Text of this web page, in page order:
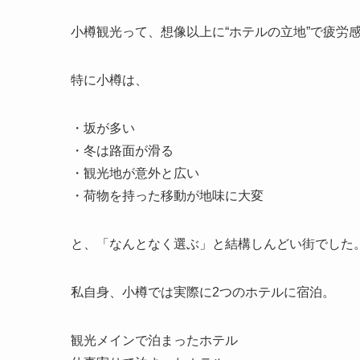
小樽観光って、想像以上に“ホテルの立地”で疲労
特に小樽は、
・坂が多い
・冬は路面が滑る
・観光地が意外と広い
・荷物を持った移動が地味に大変
と、「なんとなく選ぶ」と結構しんどい街でした。
私自身、小樽では実際に2つのホテルに宿泊。
観光メインで泊まったホテル